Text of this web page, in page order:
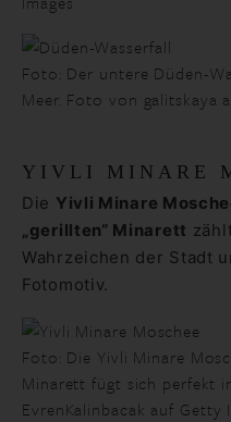
Foto: Der untere Düden-
Meer. Foto von galitskaya
YIVLI MINARE
Die Yivli Minare
„gerillten“ Minarett
Wahrzeichen der Stadt
Fotomotiv.
Foto: Die Yivli Minare
Minarett fügt sich perfekt
EvrenKalinbacak auf Getty